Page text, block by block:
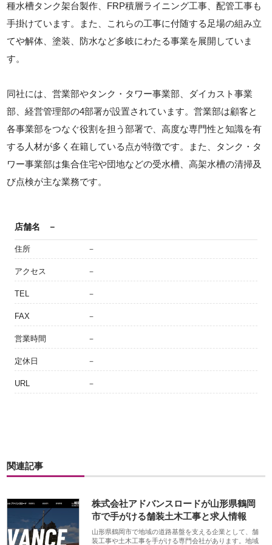
種水槽タンク架台製作、FRP積層ライニング工事、配管工事も
手掛けています。また、これらの工事に付随する足場の組み立
てや解体、塗装、防水など多岐にわたる事業を展開していま
す。
同社には、営業部やタンク・タワー事業部、ダイカスト事業
部、経営管理部の4部署が設置されています。営業部は顧客と
各事業部をつなぐ役割を担う部署で、高度な専門性と知識を有
する人材が多く在籍している点が特徴です。また、タンク・タ
ワー事業部は集合住宅や団地などの受水槽、高架水槽の清掃及
び点検が主な業務です。
店舗名 －
住所 －
アクセス －
TEL －
FAX －
営業時間 －
定休日 －
URL －
関連記事
株式会社アドバンスロードが山形県鶴岡
市で手がける舗装土木工事と求人情報
山形県鶴岡市で地域の道路基盤を支える企業として、舗
装工事や土木工事を手がける専門会社があります。地域